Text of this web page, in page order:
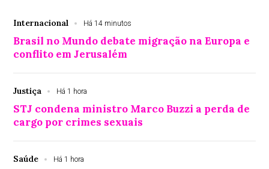
Internacional Há 14 minutos
Brasil no Mundo debate migração na Europa e
conflito em Jerusalém
Justiça Há 1 hora
STJ condena ministro Marco Buzzi a perda de
cargo por crimes sexuais
Saúde Há 1 hora